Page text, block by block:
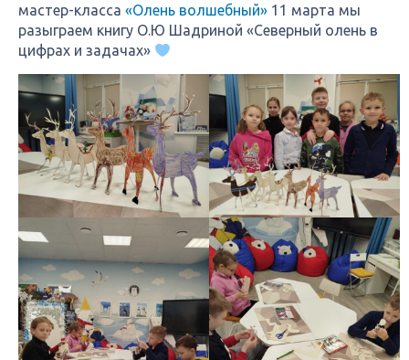
мастер-класса «Олень волшебный» 11 марта мы
разыграем книгу О.Ю Шадриной «Северный олень в
цифрах и задачах»